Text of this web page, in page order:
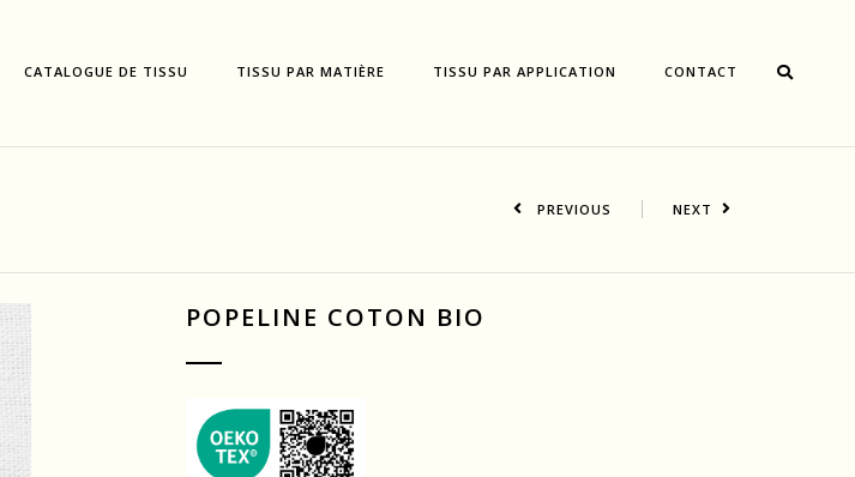
CATALOGUE DE TISSU TISSU PAR MATIÈRE TISSU PAR APPLICATION CONTACT
PREVIOUS NEXT
POPELINE COTON BIO